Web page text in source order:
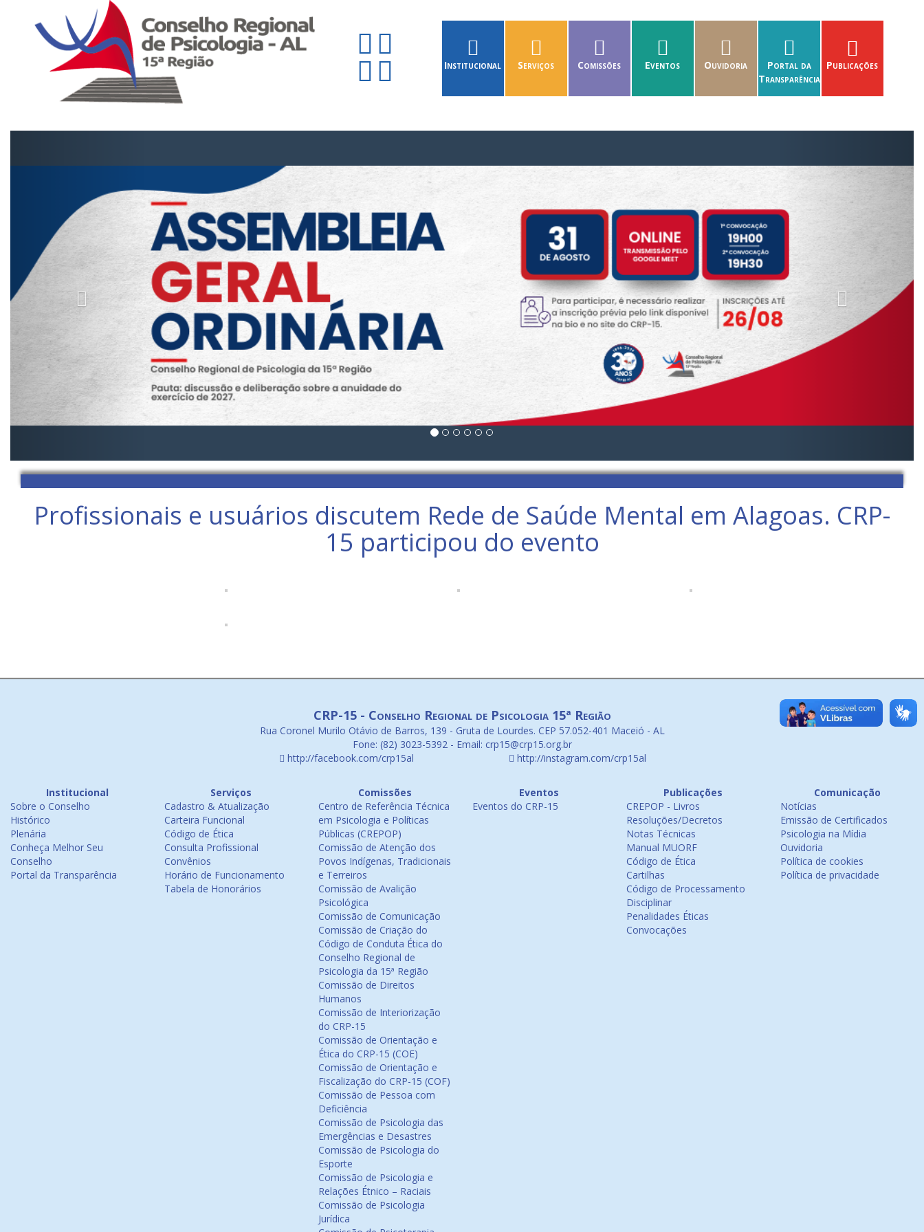
Institucional Serviços Comissões Eventos Ouvidoria
Portal da
Transparência
Publicações
Profissionais e usuários discutem Rede de Saúde Mental em Alagoas. CRP-
15 participou do evento
CRP-15 - Conselho Regional de Psicologia 15ª Região
Rua Coronel Murilo Otávio de Barros, 139 - Gruta de Lourdes. CEP 57.052-401 Maceió - AL
Fone: (82) 3023-5392 - Email: crp15@crp15.org.br
http://facebook.com/crp15al
http://instagram.com/crp15al
Institucional
Sobre o Conselho
Histórico
Plenária
Conheça Melhor Seu
Conselho
Portal da Transparência
Serviços
Cadastro & Atualização
Carteira Funcional
Código de Ética
Consulta Profissional
Convênios
Horário de Funcionamento
Tabela de Honorários
Comissões
Centro de Referência Técnica
em Psicologia e Políticas
Públicas (CREPOP)
Comissão de Atenção dos
Povos Indígenas, Tradicionais
e Terreiros
Comissão de Avalição
Psicológica
Comissão de Comunicação
Comissão de Criação do
Código de Conduta Ética do
Conselho Regional de
Psicologia da 15ª Região
Comissão de Direitos
Humanos
Comissão de Interiorização
do CRP-15
Comissão de Orientação e
Ética do CRP-15 (COE)
Comissão de Orientação e
Fiscalização do CRP-15 (COF)
Comissão de Pessoa com
Deficiência
Comissão de Psicologia das
Emergências e Desastres
Comissão de Psicologia do
Esporte
Comissão de Psicologia e
Relações Étnico – Raciais
Comissão de Psicologia
Jurídica
Eventos
Eventos do CRP-15
Publicações
CREPOP - Livros
Resoluções/Decretos
Notas Técnicas
Manual MUORF
Código de Ética
Cartilhas
Código de Processamento
Disciplinar
Penalidades Éticas
Convocações
Comunicação
Notícias
Emissão de Certificados
Psicologia na Mídia
Ouvidoria
Política de cookies
Política de privacidade